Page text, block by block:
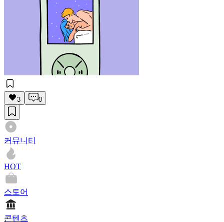
3 0
커뮤니티
HOT
스토어
콘텐츠